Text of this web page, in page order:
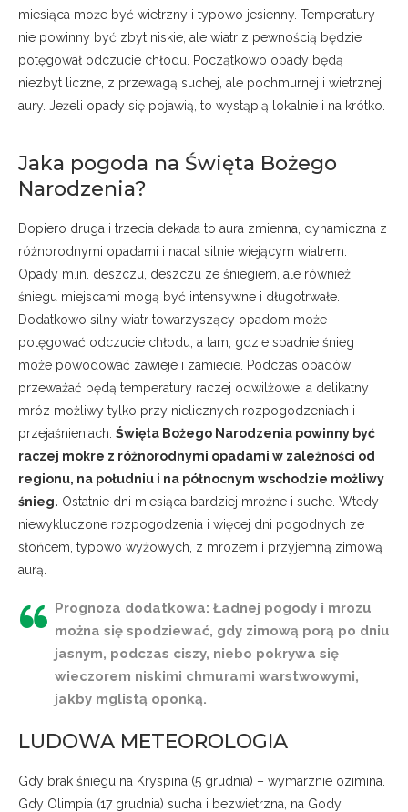
miesiąca może być wietrzny i typowo jesienny. Temperatury
nie powinny być zbyt niskie, ale wiatr z pewnością będzie
potęgował odczucie chłodu. Początkowo opady będą
niezbyt liczne, z przewagą suchej, ale pochmurnej i wietrznej
aury. Jeżeli opady się pojawią, to wystąpią lokalnie i na krótko.
Jaka pogoda na Święta Bożego
Narodzenia?
Dopiero druga i trzecia dekada to aura zmienna, dynamiczna z
różnorodnymi opadami i nadal silnie wiejącym wiatrem.
Opady m.in. deszczu, deszczu ze śniegiem, ale również
śniegu miejscami mogą być intensywne i długotrwałe.
Dodatkowo silny wiatr towarzyszący opadom może
potęgować odczucie chłodu, a tam, gdzie spadnie śnieg
może powodować zawieje i zamiecie. Podczas opadów
przeważać będą temperatury raczej odwilżowe, a delikatny
mróz możliwy tylko przy nielicznych rozpogodzeniach i
przejaśnieniach. Święta Bożego Narodzenia powinny być
raczej mokre z różnorodnymi opadami w zależności od
regionu, na południu i na północnym wschodzie możliwy
śnieg. Ostatnie dni miesiąca bardziej mroźne i suche. Wtedy
niewykluczone rozpogodzenia i więcej dni pogodnych ze
słońcem, typowo wyżowych, z mrozem i przyjemną zimową
aurą.
Prognoza dodatkowa: Ładnej pogody i mrozu
można się spodziewać, gdy zimową porą po dniu
jasnym, podczas ciszy, niebo pokrywa się
wieczorem niskimi chmurami warstwowymi,
jakby mglistą oponką.
LUDOWA METEOROLOGIA
Gdy brak śniegu na Kryspina (5 grudnia) – wymarznie ozimina.
Gdy Olimpia (17 grudnia) sucha i bezwietrzna, na Gody